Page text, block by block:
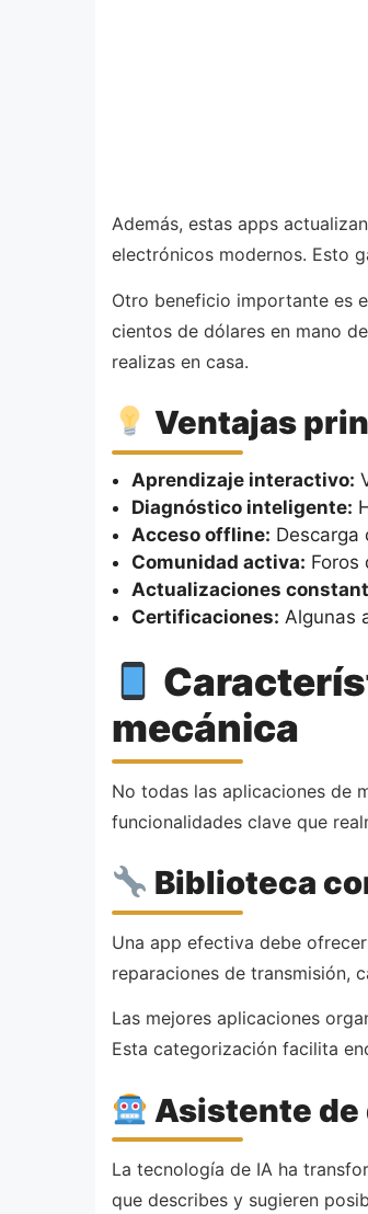
Además, estas apps
electrónicos modernos. Esto
Otro beneficio importante es
cientos de dólares en mano
realizas en casa.
Ventajas
Aprendizaje interactivo:
Diagnóstico inteligente:
Acceso offline: Descarga
Comunidad activa: Foros
Actualizaciones
Certificaciones: Algunas
mecánica
No todas las aplicaciones de
funcionalidades clave que
Biblioteca
Una app efectiva debe
reparaciones de transmisión,
Las mejores aplicaciones
Esta categorización facilita
Asistente
La tecnología de IA ha
que describes y sugieren